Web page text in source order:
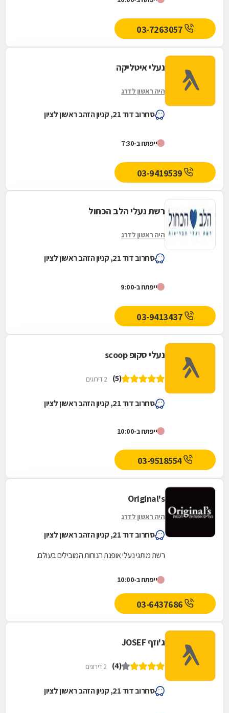
נעלי איטליקה
היה ראשון לדרג
סחרוב דוד 21, קניון הזהב ראשון לציון
ייפתח ב-7:30
03-9419539
רשת נעלי הלב הכחול
היה ראשון לדרג
סחרוב דוד 21, קניון הזהב ראשון לציון
ייפתח ב-9:00
נעלי סקופ scoop
(5) 2 דירוגים
סחרוב דוד 21, קניון הזהב ראשון לציון
ייפתח ב-10:00
03-9518554
Original's
היה ראשון לדרג
סחרוב דוד 21, קניון הזהב ראשון לציון
רשת מותגי נעלי אופנת הנוחות המובילים בעולם.
ייפתח ב-10:00
03-6437686
ג'וזף JOSEF
(4) 2 דירוגים
סחרוב דוד 21, קניון הזהב ראשון לציון